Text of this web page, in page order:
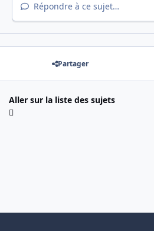
Répondre à ce sujet…
Partager
Aller sur la liste des sujets